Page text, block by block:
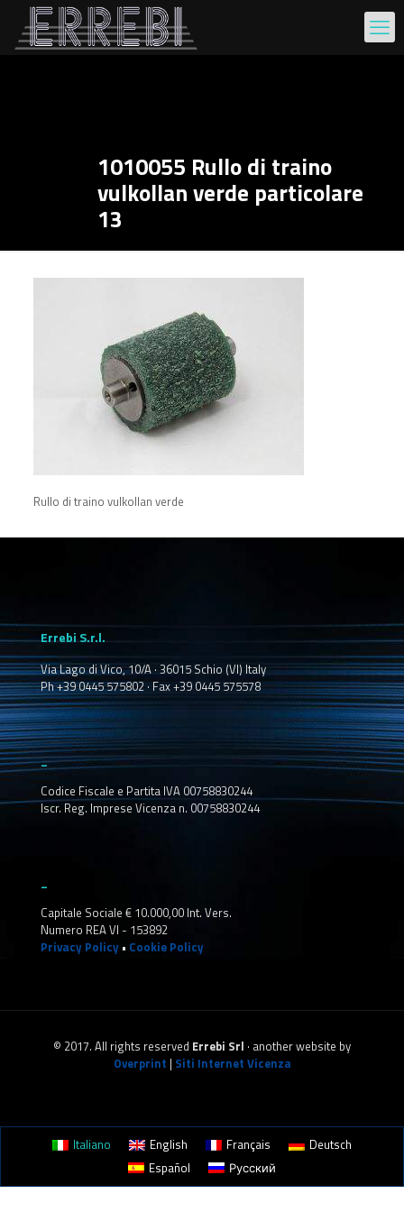
1010055 Rullo di traino
vulkollan verde particolare
13
Rullo di traino vulkollan verde
Errebi S.r.l.
Via Lago di Vico, 10/A · 36015 Schio (VI) Italy
Ph +39 0445 575802 · Fax +39 0445 575578
_
Codice Fiscale e Partita IVA 00758830244
Iscr. Reg. Imprese Vicenza n. 00758830244
Capitale Sociale € 10.000,00 Int. Vers.
Numero REA VI - 153892
Privacy Policy • Cookie Policy
© 2017. All rights reserved Errebi Srl · another website by
Overprint | Siti Internet Vicenza
Italiano English Français
Deutsch
Español
Русский